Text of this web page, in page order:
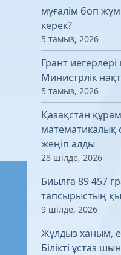
мұғалім боп
керек?
5 тамыз, 2026
Грант
Министрлік
5 тамыз, 2026
Қазақстан
математикалық
жеңіп алды
28 шілде, 2026
Биылға 89 457
тапсырыстың
9 шілде, 2026
Жұлдыз ханым,
Білікті ұстаз